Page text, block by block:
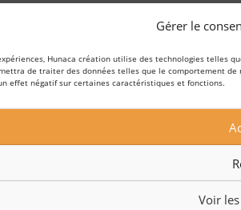
Gérer le
Hunaca création utilise des technologies telles
de traiter des données telles que le comportement
effet négatif sur certaines caractéristiques et fonctions.
Voir